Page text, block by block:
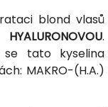
blond vlasů
.
se tato kyselina
MAKRO-(H.A.)